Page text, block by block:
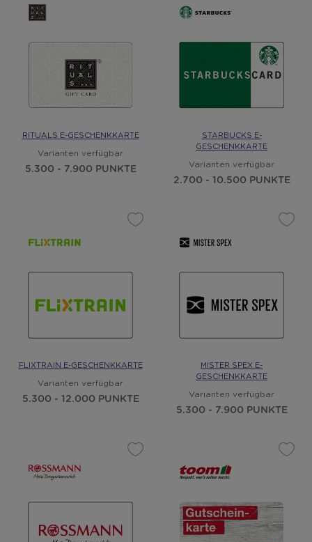
RITUALS E-GESCHENKKARTE
Varianten verfügbar
5.300 - 7.900 PUNKTE
STARBUCKS E-
GESCHENKKARTE
Varianten verfügbar
2.700 - 10.500 PUNKTE
FLIXTRAIN E-GESCHENKKARTE
Varianten verfügbar
5.300 - 12.000 PUNKTE
MISTER SPEX E-
GESCHENKKARTE
Varianten verfügbar
5.300 - 7.900 PUNKTE